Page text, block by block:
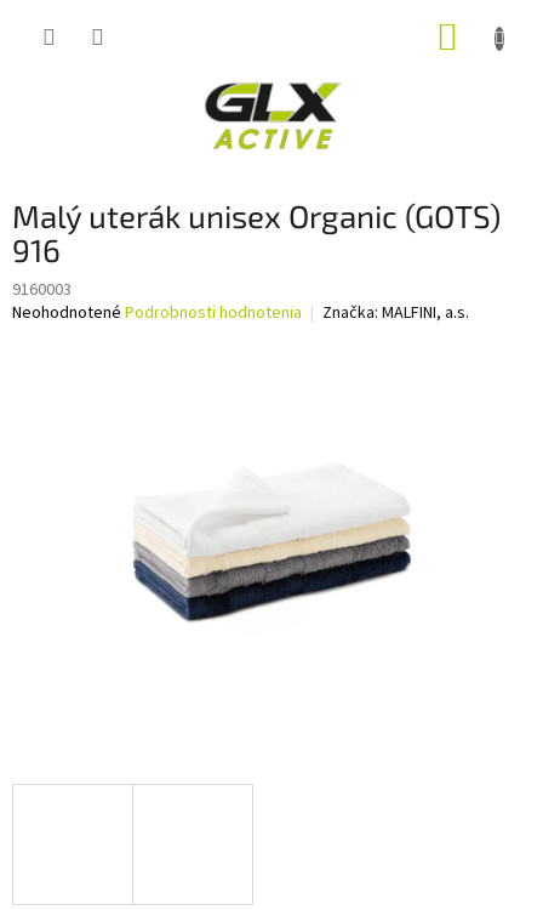
Malý uterák unisex Organic (GOTS)
916
9160003
Priemerné
Neohodnotené Podrobnosti hodnotenia Značka: MALFINI, a.s.